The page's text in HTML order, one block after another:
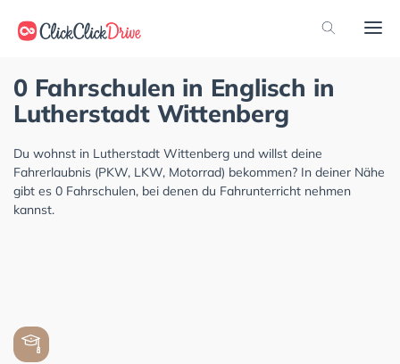
0 Fahrschulen in Englisch in
Lutherstadt Wittenberg
Du wohnst in Lutherstadt Wittenberg und willst deine
Fahrerlaubnis (PKW, LKW, Motorrad) bekommen? In deiner Nähe
gibt es 0 Fahrschulen, bei denen du Fahrunterricht nehmen
kannst.